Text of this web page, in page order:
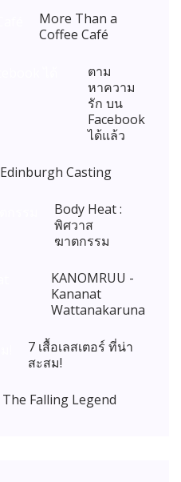
More Than a
Coffee Café
ตาม
หาความ
รัก บน
Facebook
ได้แล้ว
Edinburgh Casting
Body Heat :
พิศวาส
ฆาตกรรม
KANOMRUU -
Kananat
Wattanakaruna
7 เสื้อเลสเตอร์ ที่น่า
สะสม!
The Falling Legend